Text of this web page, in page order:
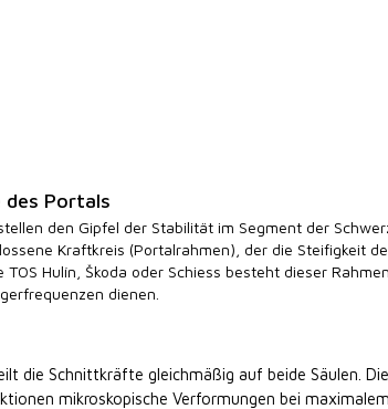
Portals
den Gipfel der Stabilität im Segment der
Kraftkreis (Portalrahmen), der die Steifigkeit
Hulín, Škoda oder Schiess besteht dieser
dienen.
die Schnittkräfte gleichmäßig auf beide Säulen.
mikroskopische Verformungen bei